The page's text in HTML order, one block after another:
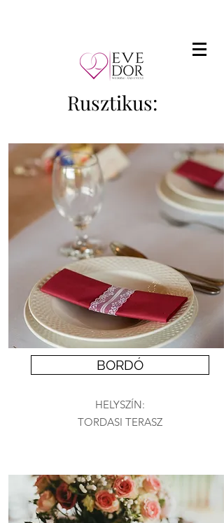
Rusztikus:
BORDÓ
HELYSZÍN:
TORDASI TERASZ